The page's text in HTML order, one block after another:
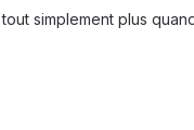
simplement plus